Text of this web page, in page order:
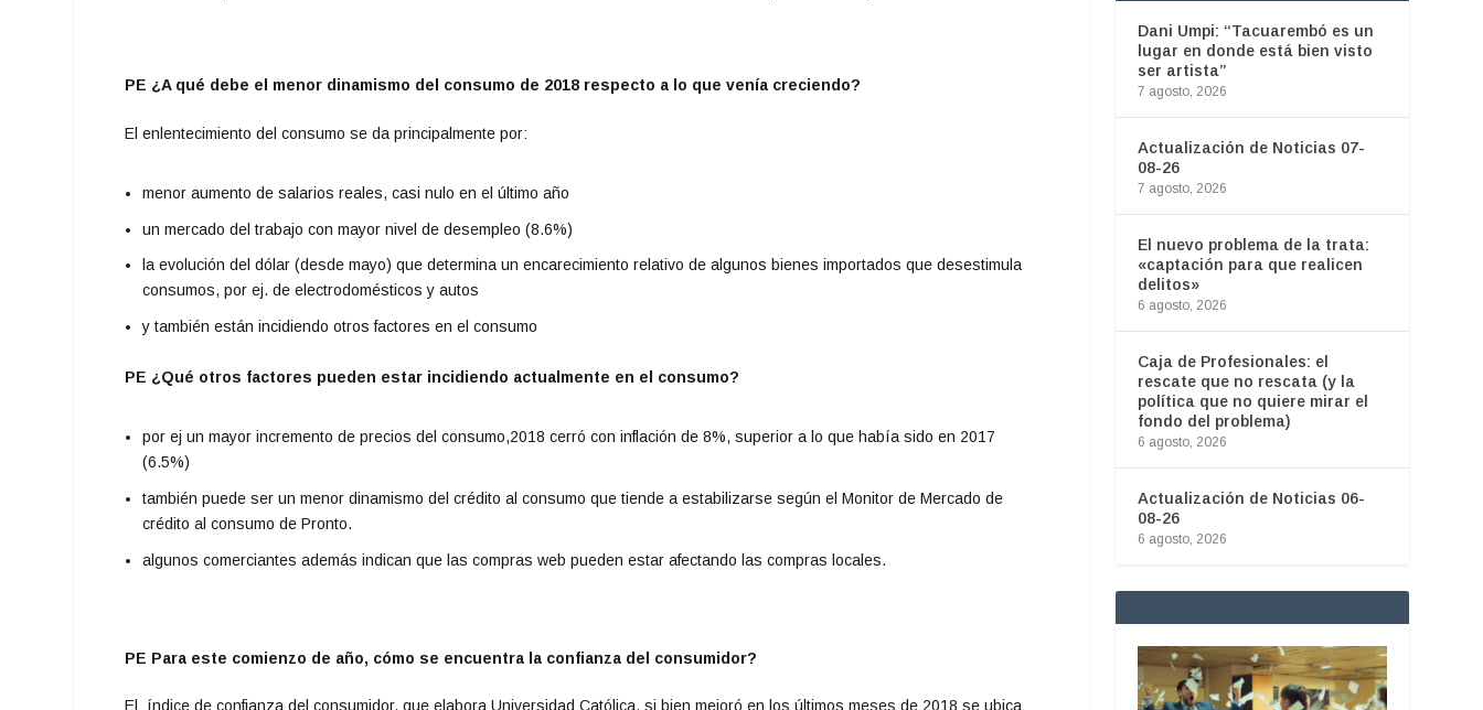
PE ¿A qué debe el menor dinamismo del consumo de 2018 respecto a lo que venía creciendo?
El enlentecimiento del consumo se da principalmente por:
menor aumento de salarios reales, casi nulo en el último año
un mercado del trabajo con mayor nivel de desempleo (8.6%)
la evolución del dólar (desde mayo) que determina un encarecimiento relativo de algunos bienes importados que desestimula
consumos, por ej. de electrodomésticos y autos
y también están incidiendo otros factores en el consumo
PE ¿Qué otros factores pueden estar incidiendo actualmente en el consumo?
por ej un mayor incremento de precios del consumo,2018 cerró con inflación de 8%, superior a lo que había sido en 2017
(6.5%)
también puede ser un menor dinamismo del crédito al consumo que tiende a estabilizarse según el Monitor de Mercado de
crédito al consumo de Pronto.
algunos comerciantes además indican que las compras web pueden estar afectando las compras locales.
PE Para este comienzo de año, cómo se encuentra la confianza del consumidor?
El índice de confianza del consumidor, que elabora Universidad Católica, si bien mejoró en los últimos meses de 2018 se ubica
Dani Umpi: “Tacuarembó es un
lugar en donde está bien visto
ser artista”
7 agosto, 2026
Actualización de Noticias 07-
08-26
7 agosto, 2026
El nuevo problema de la trata:
«captación para que realicen
delitos»
6 agosto, 2026
Caja de Profesionales: el
rescate que no rescata (y la
política que no quiere mirar el
fondo del problema)
6 agosto, 2026
Actualización de Noticias 06-
08-26
6 agosto, 2026